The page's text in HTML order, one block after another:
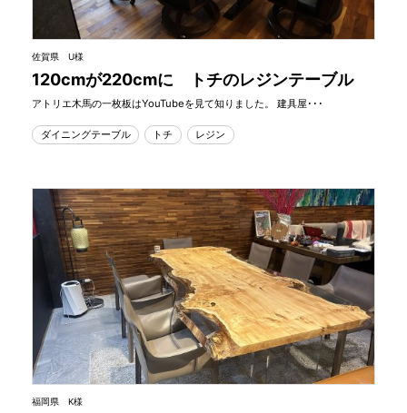
佐賀県 U様
120cmが220cmに トチのレジンテーブル
アトリエ木馬の一枚板はYouTubeを見て知りました。 建具屋･･･
ダイニングテーブル トチ レジン
福岡県 K様